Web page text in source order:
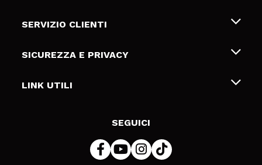
Chi siamo
Gift Cards
SERVIZIO CLIENTI
Spedizioni & Resi
Metodi di pagamamento
SICUREZZA E PRIVACY
Termini e condizioni
LINK UTILI
SEGUICI